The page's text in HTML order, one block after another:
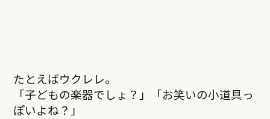
たとえばウクレレ。
「子どもの楽器でしょ？」「お笑いの小道具っ
ぽいよね？」